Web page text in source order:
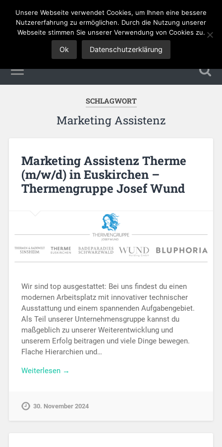
Tourismus Jobs
SCHLAGWORT
Marketing Assistenz
Marketing Assistenz Therme
(m/w/d) in Euskirchen –
Thermengruppe Josef Wund
Wir sind top ausgestattet: Bei uns findest du einen
modernen Arbeitsplatz mit innovativer technischer
Ausstattung und einem spannenden Aufgabengebiet.
Als Teil unserer Unternehmensgruppe kannst du
maßgeblich zu unserer Weiterentwicklung und
unserem Erfolg beitragen und viele Dinge bewegen.
Flache Hierarchien und…
Weiterlesen →
30. November 2024
Unsere Webseite verwendet Cookies, um Ihnen eine bessere
Nutzererfahrung zu ermöglichen. Durch die Nutzung unserer
Webseite stimmen Sie unserer Verwendung von Cookies zu.
Ok Datenschutzerklärung